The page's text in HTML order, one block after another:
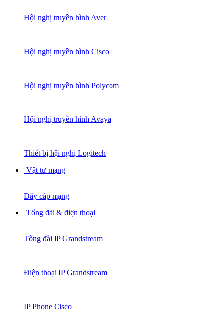
Hội nghị truyền hình Aver
Hội nghị truyền hình Cisco
Hội nghị truyền hình Polycom
Hội nghị truyền hình Avaya
Thiết bị hội nghị Logitech
Vật tư mạng
Dây cáp mạng
Tổng đài & điện thoại
Tổng đài IP Grandstream
Điện thoại IP Grandstream
IP Phone Cisco